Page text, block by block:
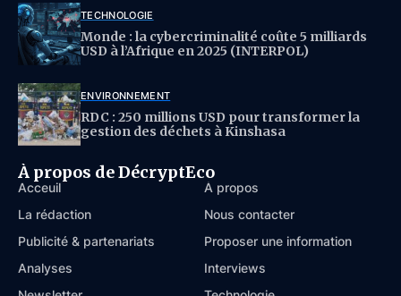
TECHNOLOGIE
Monde : la cybercriminalité coûte 5 milliards
USD à l’Afrique en 2025 (INTERPOL)
ENVIRONNEMENT
RDC : 250 millions USD pour transformer la
gestion des déchets à Kinshasa
À propos de DécryptEco
Acceuil
À propos
La rédaction
Nous contacter
Publicité & partenariats
Proposer une information
Analyses
Interviews